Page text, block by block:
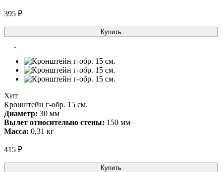
395 ₽
Купить
Хит
Кронштейн г-обр. 15 см.
Диаметр: 30 мм
Вылет относительно стены: 150 мм
Масса: 0,31 кг
415 ₽
Купить